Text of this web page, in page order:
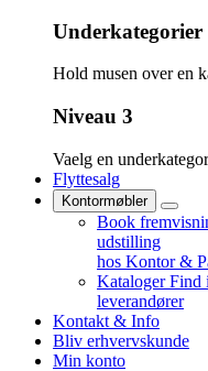
Underkategorier
Hold musen over en
Niveau 3
Vaelg en
Flyttesalg
Kontormøbler
Book
udstilling
hos Kontor &
Kataloger Find
leverandører
Kontakt & Info
Bliv erhvervskunde
Min konto